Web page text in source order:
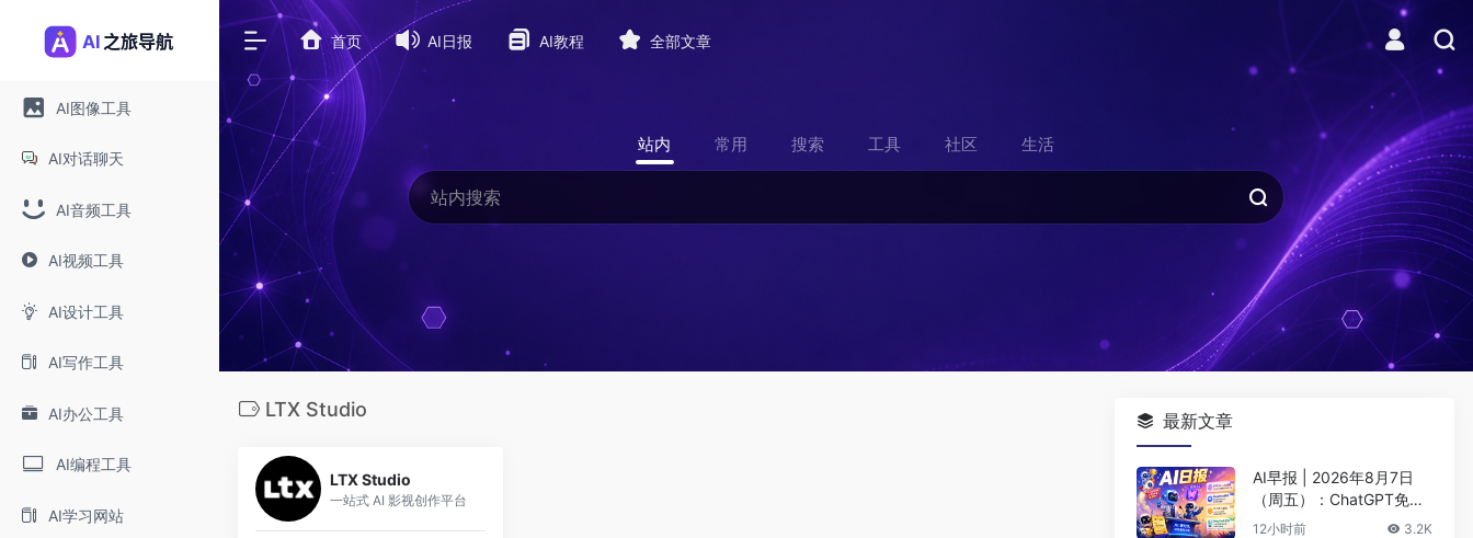
AI图像工具
AI对话聊天
AI音频工具
AI视频工具
AI设计工具
AI写作工具
AI办公工具
AI编程工具
AI学习网站
首页 AI日报 AI教程 全部文章
站内 常用 搜索 工具 社区 生活
LTX Studio
LTX Studio
一站式 AI 影视创作平台
最新文章
AI早报 | 2026年8月7日
（周五）：ChatGPT免费
版升级GPT-5.6 Luna无限
12小时前 3.2K